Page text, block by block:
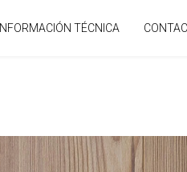
INFORMACIÓN TÉCNICA